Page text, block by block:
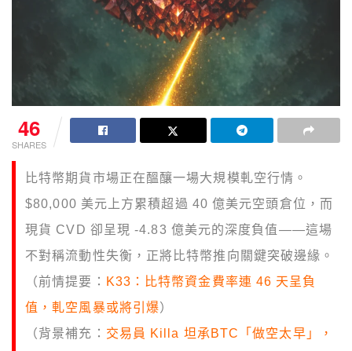
46
SHARES
比特幣期貨市場正在醞釀一場大規模軋空行情。
$80,000 美元上方累積超過 40 億美元空頭倉位，而
現貨 CVD 卻呈現 -4.83 億美元的深度負值——這場
不對稱流動性失衡，正將比特幣推向關鍵突破邊緣。
（前情提要： K33：比特幣資金費率連 46 天呈負
值，軋空風暴或將引爆）
（背景補充： 交易員 Killa 坦承BTC「做空太早」，